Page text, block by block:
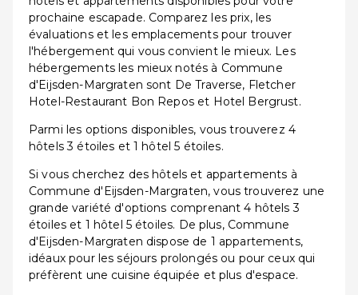
prochaine escapade. Comparez les prix, les
évaluations et les emplacements pour trouver
l'hébergement qui vous convient le mieux. Les
hébergements les mieux notés à Commune
d'Eijsden-Margraten sont De Traverse, Fletcher
Hotel-Restaurant Bon Repos et Hotel Bergrust.
Parmi les options disponibles, vous trouverez 4
hôtels 3 étoiles et 1 hôtel 5 étoiles.
Si vous cherchez des hôtels et appartements à
Commune d'Eijsden-Margraten, vous trouverez une
grande variété d'options comprenant 4 hôtels 3
étoiles et 1 hôtel 5 étoiles. De plus, Commune
d'Eijsden-Margraten dispose de 1 appartements,
idéaux pour les séjours prolongés ou pour ceux qui
préfèrent une cuisine équipée et plus d'espace.